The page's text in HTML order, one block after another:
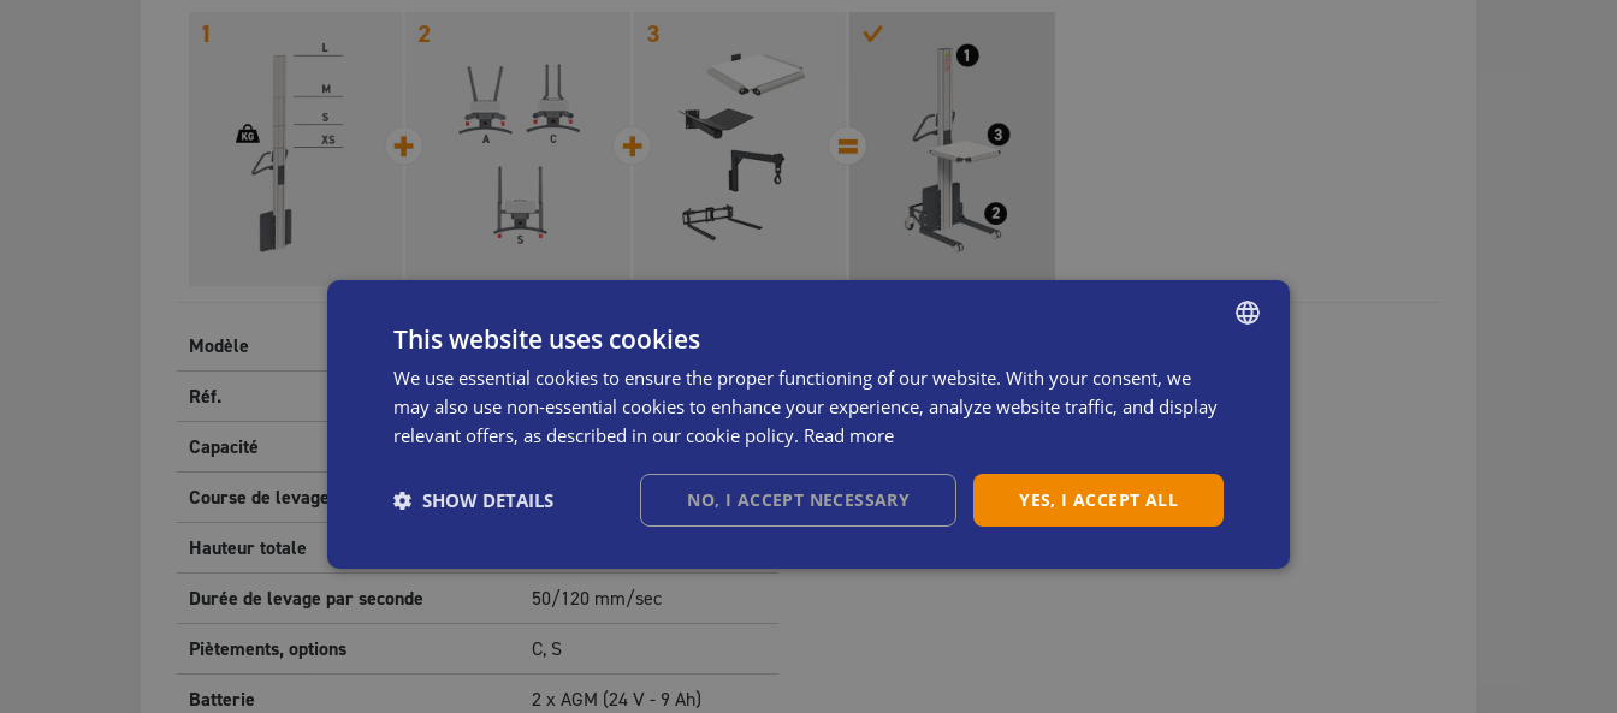
Modèle
WP 125M
Réf.
WPR-125-3120
Capacité
125kg
Course de levage
1600
Hauteur totale
Durée de levage par seconde
50/120 mm/sec
Piètements, options
C, S
Batterie
2 x AGM (24 V - 9 Ah)
ENGLISH
SWEDISH
This website uses cookies
We use essential cookies to ensure the proper functioning of our website. With your consent, we
may also use non-essential cookies to enhance your experience, analyze website traffic, and display
relevant offers, as described in our cookie policy. Read more
YES, I ACCEPT ALL
NO, I ACCEPT NECESSARY
SHOW DETAILS